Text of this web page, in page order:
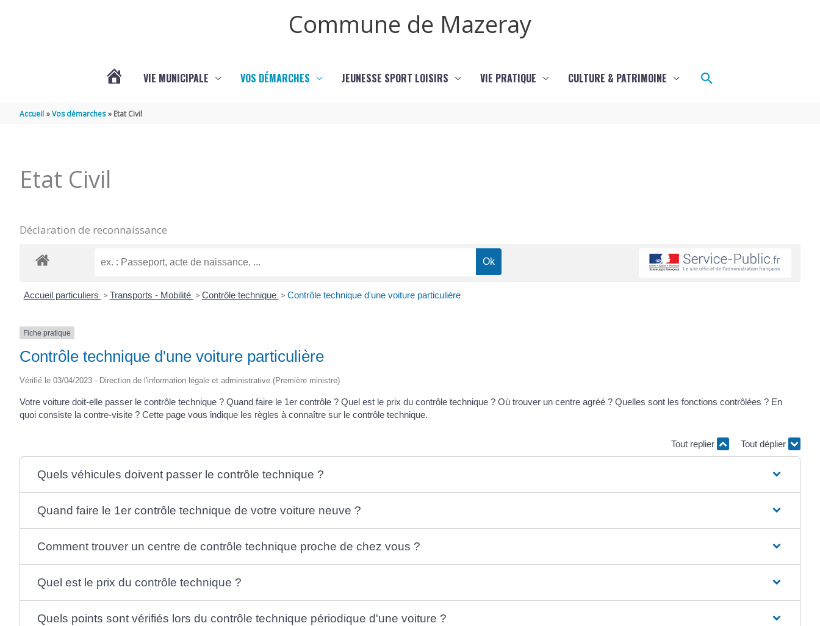
Commune de Mazeray
MAZERAY
VIE MUNICIPALE VOS DÉMARCHES JEUNESSE SPORT LOISIRS VIE PRATIQUE CULTURE & PATRIMOINE Rechercher
Accueil Vos démarches Etat Civil
Etat Civil
Déclaration de reconnaissance
Accueil particuliers > Transports - Mobilité > Contrôle technique > Contrôle technique d'une voiture particulière
Fiche pratique
Contrôle technique d'une voiture particulière
Vérifié le 03/04/2023 - Direction de l'information légale et administrative (Première ministre)
Votre voiture doit-elle passer le contrôle technique ? Quand faire le 1er contrôle ? Quel est le prix du contrôle technique ? Où trouver un centre agréé ? Quelles sont les fonctions contrôlées ? En
quoi consiste la contre-visite ? Cette page vous indique les règles à connaître sur le contrôle technique.
Tout replier Tout déplier
Quels véhicules doivent passer le contrôle technique ?
Quand faire le 1er contrôle technique de votre voiture neuve ?
Comment trouver un centre de contrôle technique proche de chez vous ?
Quel est le prix du contrôle technique ?
Quels points sont vérifiés lors du contrôle technique périodique d'une voiture ?